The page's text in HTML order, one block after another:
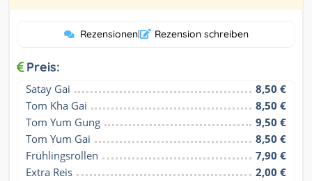
Rezensionen| Rezension schreiben
Preis:
Satay Gai
8,50 €
Tom Kha Gai
8,50 €
Tom Yum Gung
9,50 €
Tom Yum Gai
8,50 €
Frühlingsrollen
7,90 €
Extra Reis
2,00 €